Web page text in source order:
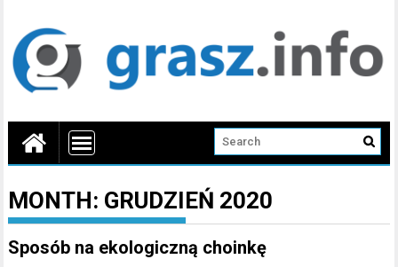
MONTH: GRUDZIEŃ 2020
Sposób na ekologiczną choinkę